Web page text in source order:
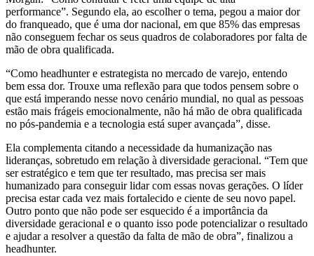
performance”. Segundo ela, ao escolher o tema, pegou a maior dor
do franqueado, que é uma dor nacional, em que 85% das empresas
não conseguem fechar os seus quadros de colaboradores por falta de
mão de obra qualificada.
“Como headhunter e estrategista no mercado de varejo, entendo
bem essa dor. Trouxe uma reflexão para que todos pensem sobre o
que está imperando nesse novo cenário mundial, no qual as pessoas
estão mais frágeis emocionalmente, não há mão de obra qualificada
no pós-pandemia e a tecnologia está super avançada”, disse.
Ela complementa citando a necessidade da humanização nas
lideranças, sobretudo em relação à diversidade geracional. “Tem que
ser estratégico e tem que ter resultado, mas precisa ser mais
humanizado para conseguir lidar com essas novas gerações. O líder
precisa estar cada vez mais fortalecido e ciente de seu novo papel.
Outro ponto que não pode ser esquecido é a importância da
diversidade geracional e o quanto isso pode potencializar o resultado
e ajudar a resolver a questão da falta de mão de obra”, finalizou a
headhunter.